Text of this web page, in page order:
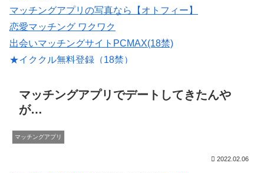
マッチングアプリの写真なら【オトフィー】
恋愛マッチング ワクワク
出会いマッチングサイトPCMAX(18禁)
★イククル無料登録（18禁）
集/R18
マッチングアプリでデートしてきたんや
が…
マッチングアプリ
2022.02.06